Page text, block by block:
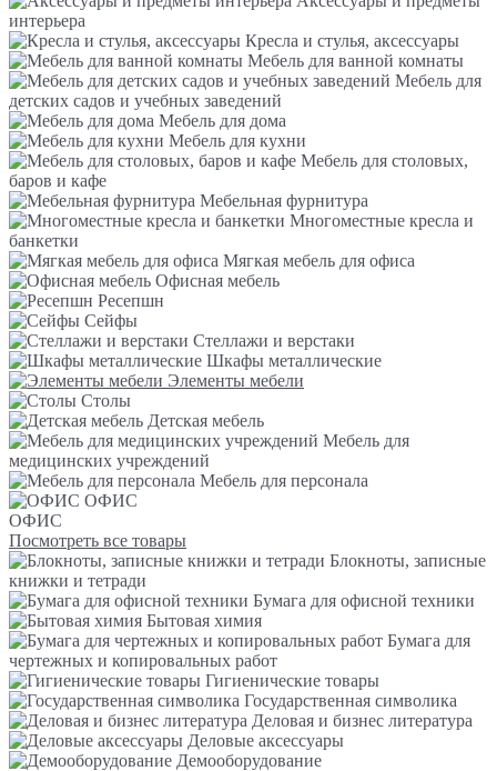
интерьера
Кресла и стулья, аксессуары
Мебель для ванной комнаты
Мебель для
детских садов и учебных заведений
Мебель для дома
Мебель для кухни
Мебель для столовых,
баров и кафе
Мебельная фурнитура
Многоместные кресла и
банкетки
Мягкая мебель для офиса
Офисная мебель
Ресепшн
Сейфы
Стеллажи и верстаки
Шкафы металлические
Элементы мебели
Столы
Детская мебель
Мебель для
медицинских учреждений
Мебель для персонала
ОФИС
ОФИС
Посмотреть все товары
Блокноты, записные
книжки и тетради
Бумага для офисной техники
Бытовая химия
Бумага для
чертежных и копировальных работ
Гигиенические товары
Государственная символика
Деловая и бизнес литература
Деловые аксессуары
Демооборудование